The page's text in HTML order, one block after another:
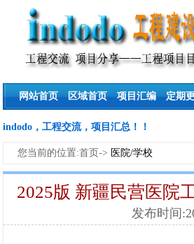
网站首页 区域首页 项目汇编 定期
indodo，工程交流，项目汇总！！
您当前的位置:首页-> 医院/学校
2025版 新疆民营医院
发布时间